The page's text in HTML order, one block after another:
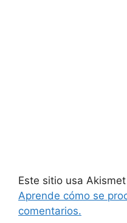
Este sitio usa
Aprende cómo se
comentarios.